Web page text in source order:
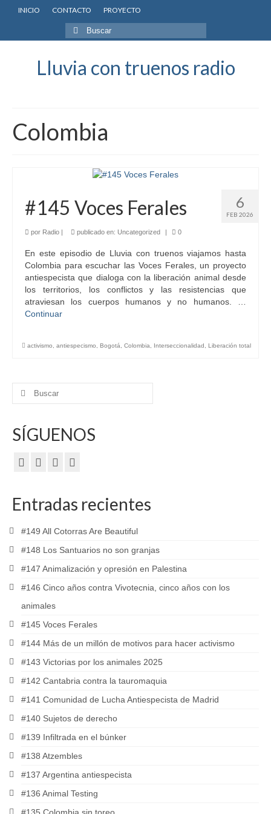
INICIO CONTACTO PROYECTO
Buscar
por:
Lluvia con truenos radio
Colombia
6
FEB 2026
#145 Voces Ferales
por Radio publicado en: Uncategorized 0
En este episodio de Lluvia con truenos viajamos hasta
Colombia para escuchar las Voces Ferales, un proyecto
antiespecista que dialoga con la liberación animal desde
los territorios, los conflictos y las resistencias que
atraviesan los cuerpos humanos y no humanos. …
Continuar
activismo, antiespecismo, Bogotá, Colombia, Interseccionalidad, Liberación total
Buscar
SÍGUENOS
Entradas recientes
#149 All Cotorras Are Beautiful
#148 Los Santuarios no son granjas
#147 Animalización y opresión en Palestina
#146 Cinco años contra Vivotecnia, cinco años con los
animales
#145 Voces Ferales
#144 Más de un millón de motivos para hacer activismo
#143 Victorias por los animales 2025
#142 Cantabria contra la tauromaquia
#141 Comunidad de Lucha Antiespecista de Madrid
#140 Sujetos de derecho
#139 Infiltrada en el búnker
#138 Atzembles
#137 Argentina antiespecista
#136 Animal Testing
#135 Colombia sin toreo